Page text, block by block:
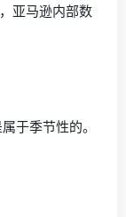
亚马逊内部数
于季节性的。